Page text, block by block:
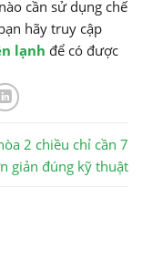
cần sử dụng chế
hãy truy cập
lạnh để có được
2 chiều chỉ cần 7
giản đúng kỹ thuật